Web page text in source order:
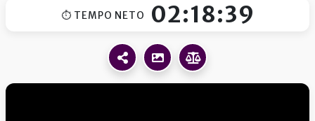
⏱ TEMPO NETO 02:18:39